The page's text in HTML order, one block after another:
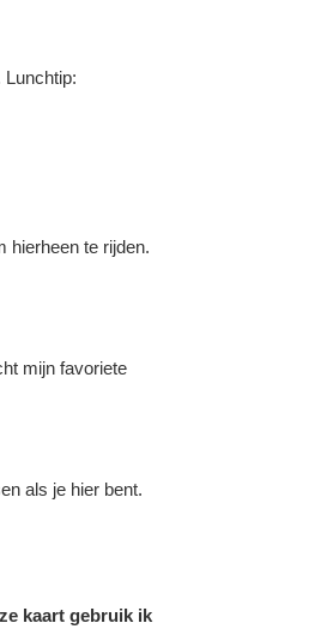
Lunchtip:
hierheen te rijden.
mijn favoriete
als je hier bent.
kaart gebruik ik